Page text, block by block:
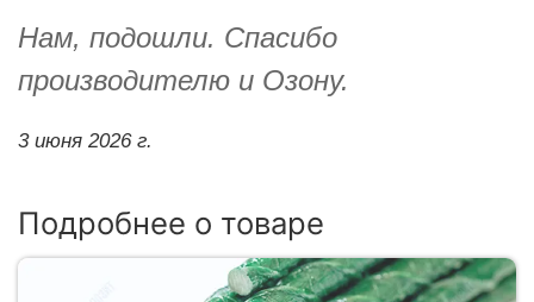
Нам, подошли. Спасибо
производителю и Озону.
3 июня 2026 г.
Подробнее о товаре